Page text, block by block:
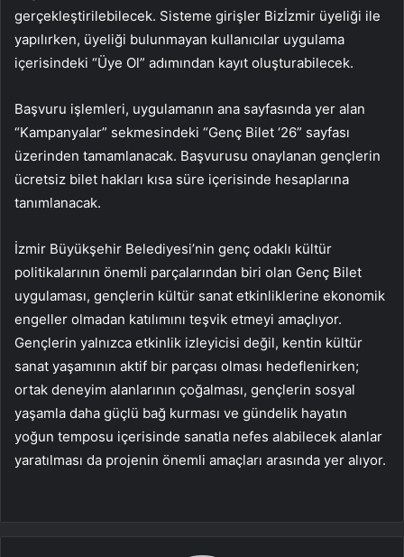
gerçekleştirilebilecek. Sisteme girişler Bizİzmir üyeliği ile
yapılırken, üyeliği bulunmayan kullanıcılar uygulama
içerisindeki “Üye Ol” adımından kayıt oluşturabilecek.
Başvuru işlemleri, uygulamanın ana sayfasında yer alan
“Kampanyalar” sekmesindeki “Genç Bilet ‘26” sayfası
üzerinden tamamlanacak. Başvurusu onaylanan gençlerin
ücretsiz bilet hakları kısa süre içerisinde hesaplarına
tanımlanacak.
İzmir Büyükşehir Belediyesi’nin genç odaklı kültür
politikalarının önemli parçalarından biri olan Genç Bilet
uygulaması, gençlerin kültür sanat etkinliklerine ekonomik
engeller olmadan katılımını teşvik etmeyi amaçlıyor.
Gençlerin yalnızca etkinlik izleyicisi değil, kentin kültür
sanat yaşamının aktif bir parçası olması hedeflenirken;
ortak deneyim alanlarının çoğalması, gençlerin sosyal
yaşamla daha güçlü bağ kurması ve gündelik hayatın
yoğun temposu içerisinde sanatla nefes alabilecek alanlar
yaratılması da projenin önemli amaçları arasında yer alıyor.